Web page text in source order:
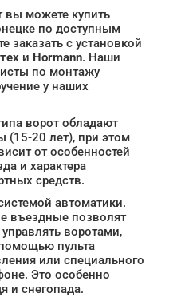
вы можете купить
по доступным
заказать с установкой
и Hormann. Наши
по монтажу
у наших
ворот обладают
(15-20 лет), при этом
от особенностей
и характера
средств.
автоматики.
въездные позволят
воротами,
пульта
или специального
Это особенно
и снегопада.